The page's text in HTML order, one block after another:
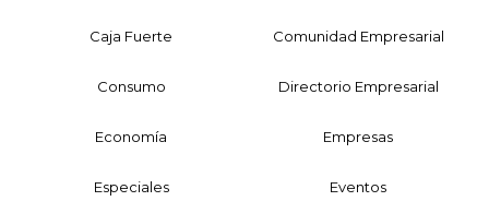
Caja Fuerte Comunidad Empresarial
Consumo Directorio Empresarial
Economía Empresas
Especiales Eventos